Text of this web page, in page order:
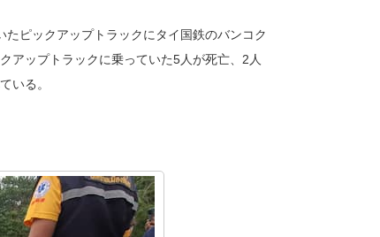
たピックアップトラックにタイ国鉄のバンコク
アップトラックに乗っていた5人が死亡、2人
いる。